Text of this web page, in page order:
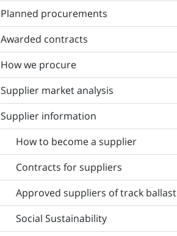
Planned procurements
Awarded contracts
How we procure
Supplier market analysis
Supplier information
How to become a supplier
Contracts for suppliers
Approved suppliers of track ballast
Social Sustainability